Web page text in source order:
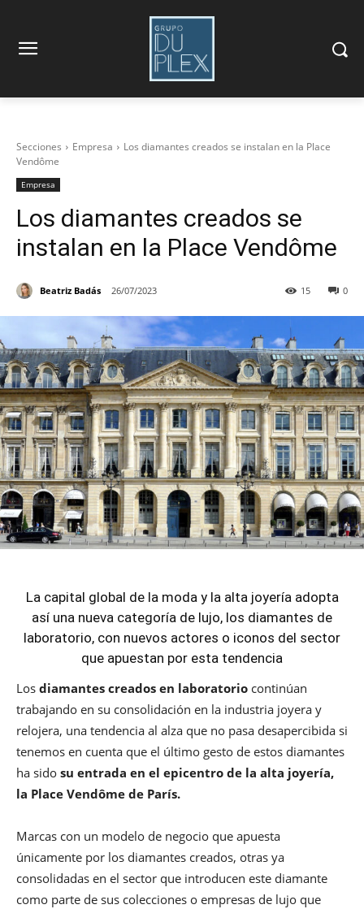
Secciones Empresa
Los diamantes creados se instalan en la Place
Vendôme
Empresa
Los diamantes creados se
instalan en la Place Vendôme
Beatriz Badás 26/07/2023 0
15
La capital global de la moda y la alta joyería adopta
así una nueva categoría de lujo, los diamantes de
laboratorio, con nuevos actores o iconos del sector
que apuestan por esta tendencia
Los diamantes creados en laboratorio continúan
trabajando en su consolidación en la industria joyera y
relojera, una tendencia al alza que no pasa desapercibida si
tenemos en cuenta que el último gesto de estos diamantes
ha sido su entrada en el epicentro de la alta joyería,
la Place Vendôme de París.
Marcas con un modelo de negocio que apuesta
únicamente por los diamantes creados, otras ya
consolidadas en el sector que introducen este diamante
como parte de sus colecciones o empresas de lujo que